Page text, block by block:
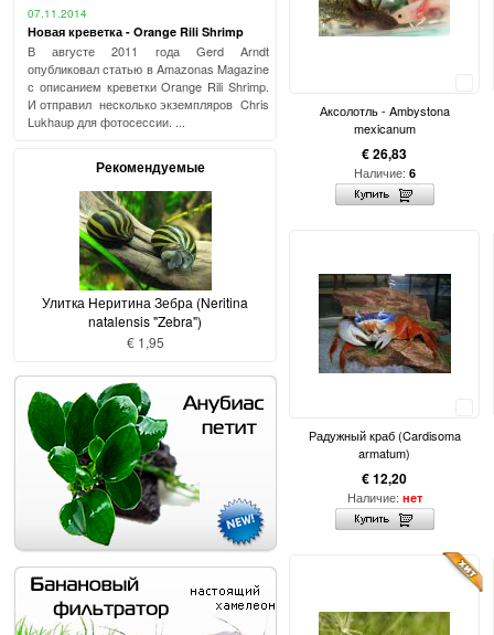
Аксолотль - Ambystona
mexicanum
€ 26,83
Наличие: 6
Радужный краб (Cardisoma
armatum)
€ 12,20
Наличие: нет
07.11.2014
Новая креветка - Orange Rili Shrimp
В августе 2011 года Gerd Arndt
опубликовал статью в Amazonas Magazine
с описанием креветки Orange Rili Shrimp.
И отправил несколько экземпляров Chris
Lukhaup для фотосессии. ...
Рекомендуемые
Улитка Неритина Зебра (Neritina
natalensis "Zebra")
€ 1,95